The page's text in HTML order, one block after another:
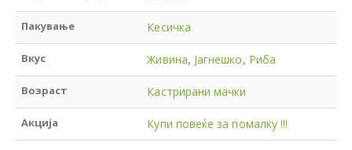
Пакување Кесичка
Вкус Живина, Јагнешко, Риба
Возраст Кастрирани мачки
Акција Купи повеќе за помалку !!!